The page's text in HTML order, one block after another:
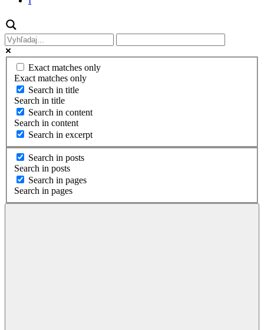
Exact matches only
Exact matches only
Search in title
Search in title
Search in content
Search in content
Search in excerpt
Search in posts
Search in posts
Search in pages
Search in pages